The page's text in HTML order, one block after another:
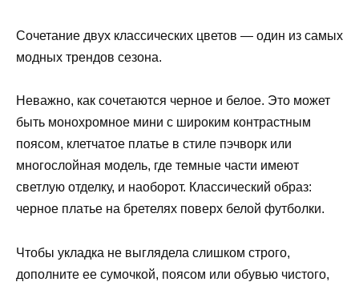
Сочетание двух классических цветов — один из самых
модных трендов сезона.
Неважно, как сочетаются черное и белое. Это может
быть монохромное мини с широким контрастным
поясом, клетчатое платье в стиле пэчворк или
многослойная модель, где темные части имеют
светлую отделку, и наоборот. Классический образ:
черное платье на бретелях поверх белой футболки.
Чтобы укладка не выглядела слишком строго,
дополните ее сумочкой, поясом или обувью чистого,